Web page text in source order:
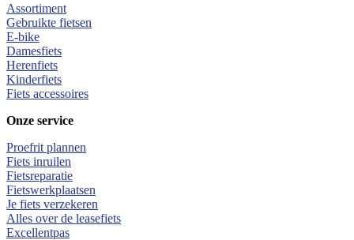
Assortiment
Gebruikte fietsen
E-bike
Damesfiets
Herenfiets
Kinderfiets
Fiets accessoires
Onze service
Proefrit plannen
Fiets inruilen
Fietsreparatie
Fietswerkplaatsen
Je fiets verzekeren
Alles over de leasefiets
Excellentpas